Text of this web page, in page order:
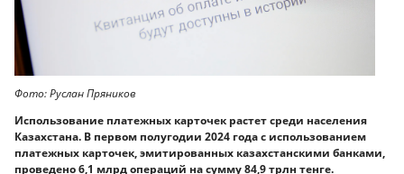
Фото: Руслан Пряников
Использование платежных карточек растет среди населения
Казахстана. В первом полугодии 2024 года с использованием
платежных карточек, эмитированных казахстанскими банками,
проведено 6,1 млрд операций на сумму 84,9 трлн тенге.